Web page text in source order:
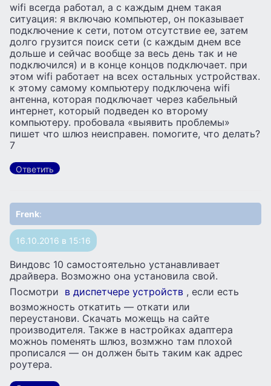
wifi всегда работал, а с каждым днем такая
ситуация: я включаю компьютер, он показывает
подключение к сети, потом отсутствие ее, затем
долго грузится поиск сети (с каждым днем все
дольше и сейчас вообще за весь день так и не
подключился) и в конце концов подключает. при
этом wifi работает на всех остальных устройствах.
к этому самому компьютеру подключена wifi
антенна, которая подключает через кабельный
интернет, который подведен ко второму
компьютеру. пробовала «выявить проблемы»
пишет что шлюз неисправен. помогите, что делать?
7
Ответить
Frenk:
16.10.2016 в 15:16
Виндовс 10 самостоятельно устанавливает
драйвера. Возможно она установила свой.
Посмотри в диспетчере устройств , если есть
возможность откатить — откати или
переустанови. Скачать можещь на сайте
производителя. Также в настройках адаптера
можноь поменять шлюз, возмжно там плохой
прописался — он должен быть таким как адрес
роутера.